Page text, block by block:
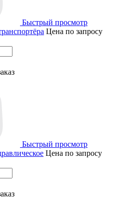
Быстрый просмотр
Цена по запросу
Быстрый просмотр
Цена по запросу